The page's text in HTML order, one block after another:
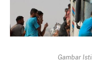
Gambar